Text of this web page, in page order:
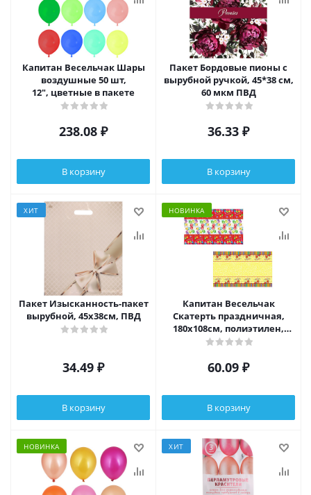
Капитан Весельчак Шары
воздушные 50 шт,
12", цветные в пакете
238.08 ₽
В корзину
Пакет Бордовые пионы с
вырубной ручкой, 45*38 см,
60 мкм ПВД
36.33 ₽
В корзину
ХИТ
Пакет Изысканность-пакет
вырубной, 45x38см, ПВД
34.49 ₽
В корзину
НОВИНКА
Капитан Весельчак
Скатерть праздничная,
180х108см, полиэтилен,
30мкм, 2 вида, 530150/158
60.09 ₽
В корзину
НОВИНКА ХИТ